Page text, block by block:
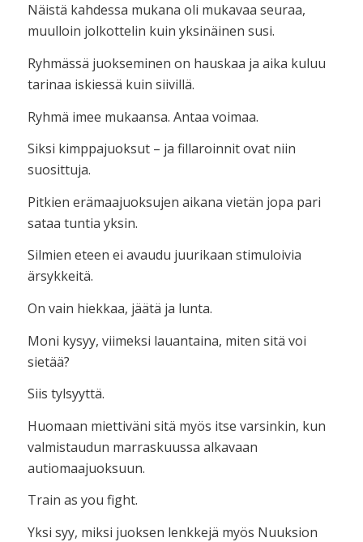
Näistä kahdessa mukana oli mukavaa seuraa,
muulloin jolkottelin kuin yksinäinen susi.
Ryhmässä juokseminen on hauskaa ja aika kuluu
tarinaa iskiessä kuin siivillä.
Ryhmä imee mukaansa. Antaa voimaa.
Siksi kimppajuoksut – ja fillaroinnit ovat niin
suosittuja.
Pitkien erämaajuoksujen aikana vietän jopa pari
sataa tuntia yksin.
Silmien eteen ei avaudu juurikaan stimuloivia
ärsykkeitä.
On vain hiekkaa, jäätä ja lunta.
Moni kysyy, viimeksi lauantaina, miten sitä voi
sietää?
Siis tylsyyttä.
Huomaan miettiväni sitä myös itse varsinkin, kun
valmistaudun marraskuussa alkavaan
autiomaajuoksuun.
Train as you fight.
Yksi syy, miksi juoksen lenkkejä myös Nuuksion